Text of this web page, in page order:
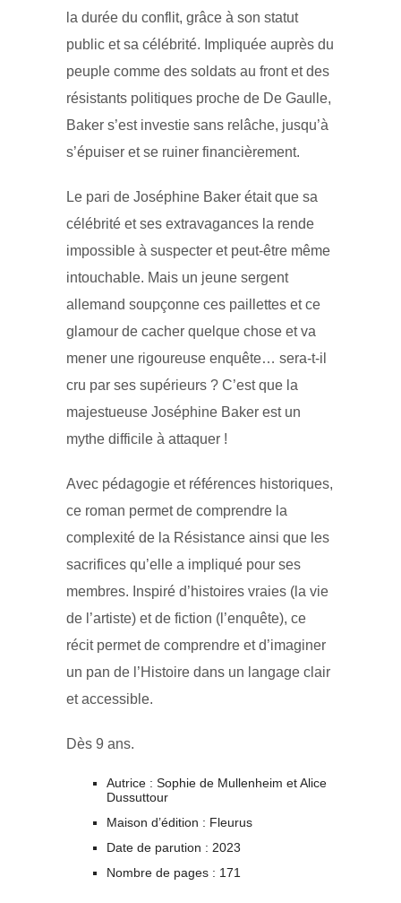
la durée du conflit, grâce à son statut
public et sa célébrité. Impliquée auprès du
peuple comme des soldats au front et des
résistants politiques proche de De Gaulle,
Baker s’est investie sans relâche, jusqu’à
s’épuiser et se ruiner financièrement.
Le pari de Joséphine Baker était que sa
célébrité et ses extravagances la rende
impossible à suspecter et peut-être même
intouchable. Mais un jeune sergent
allemand soupçonne ces paillettes et ce
glamour de cacher quelque chose et va
mener une rigoureuse enquête… sera-t-il
cru par ses supérieurs ? C’est que la
majestueuse Joséphine Baker est un
mythe difficile à attaquer !
Avec pédagogie et références historiques,
ce roman permet de comprendre la
complexité de la Résistance ainsi que les
sacrifices qu’elle a impliqué pour ses
membres. Inspiré d’histoires vraies (la vie
de l’artiste) et de fiction (l’enquête), ce
récit permet de comprendre et d’imaginer
un pan de l’Histoire dans un langage clair
et accessible.
Dès 9 ans.
Autrice : Sophie de Mullenheim et Alice
Dussuttour
Maison d’édition : Fleurus
Date de parution : 2023
Nombre de pages : 171